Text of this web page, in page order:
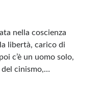
nella coscienza
libertà, carico di
c’è un uomo solo,
del cinismo,…